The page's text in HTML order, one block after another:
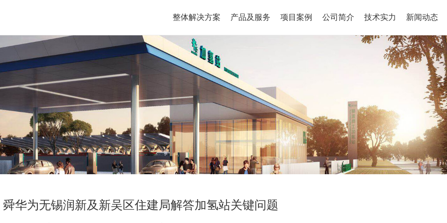
整体解决方案 产品及服务 项目案例 公司简介 技术实力 新闻动态
华为无锡润新及新吴区住建局解答加氢站关键问题